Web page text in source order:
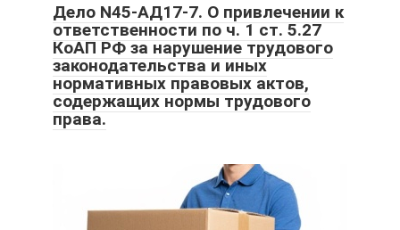
Дело N45-АД17-7. О привлечении к
ответственности по ч. 1 ст. 5.27
КоАП РФ за нарушение трудового
законодательства и иных
нормативных правовых актов,
содержащих нормы трудового
права.